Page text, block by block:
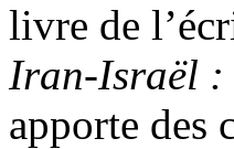
livre de
Iran-Israël :
apporte des